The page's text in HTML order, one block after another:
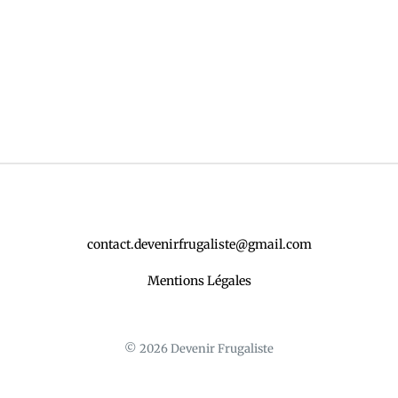
contact.devenirfrugaliste@gmail.com
Mentions Légales
© 2026 Devenir Frugaliste